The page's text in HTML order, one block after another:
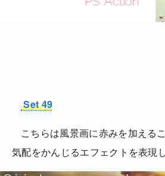
Set 49
こちらは風景画に赤みを加える
気配をかんじるエフェクトを表現